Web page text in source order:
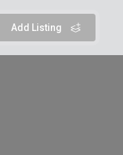
Add Listing